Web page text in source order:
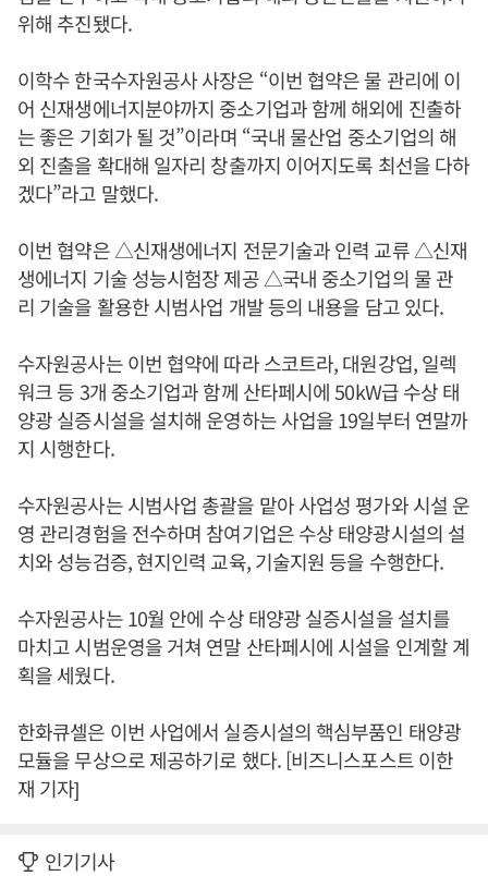
위해 추진됐다.
이학수 한국수자원공사 사장은 “이번 협약은 물 관리에 이
어 신재생에너지분야까지 중소기업과 함께 해외에 진출하
는 좋은 기회가 될 것”이라며 “국내 물산업 중소기업의 해
외 진출을 확대해 일자리 창출까지 이어지도록 최선을 다하
겠다”라고 말했다.
이번 협약은 △신재생에너지 전문기술과 인력 교류 △신재
생에너지 기술 성능시험장 제공 △국내 중소기업의 물 관
리 기술을 활용한 시범사업 개발 등의 내용을 담고 있다.
수자원공사는 이번 협약에 따라 스코트라, 대원강업, 일렉
워크 등 3개 중소기업과 함께 산타페시에 50kW급 수상 태
양광 실증시설을 설치해 운영하는 사업을 19일부터 연말까
지 시행한다.
수자원공사는 시범사업 총괄을 맡아 사업성 평가와 시설 운
영 관리경험을 전수하며 참여기업은 수상 태양광시설의 설
치와 성능검증, 현지인력 교육, 기술지원 등을 수행한다.
수자원공사는 10월 안에 수상 태양광 실증시설을 설치를
마치고 시범운영을 거쳐 연말 산타페시에 시설을 인계할 계
획을 세웠다.
한화큐셀은 이번 사업에서 실증시설의 핵심부품인 태양광
모듈을 무상으로 제공하기로 했다. [비즈니스포스트 이한
재 기자]
인기기사